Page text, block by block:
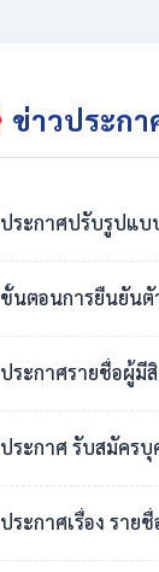
ข่าวประก
ประกาศปรับรูปแบ
ขั้นตอนการยืนยันตั
ประกาศรายชื่อผู้มี
ประกาศ รับสมัครบุ
ประกาศเรื่อง ราย